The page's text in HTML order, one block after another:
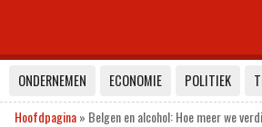
ONDERNEMEN ECONOMIE POLITIEK
Hoofdpagina» Belgen en alcohol: Hoe meer we